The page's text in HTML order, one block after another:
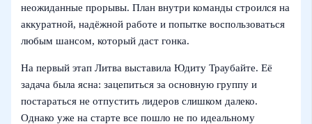
неожиданные прорывы. План внутри команды строился на
аккуратной, надёжной работе и попытке воспользоваться
любым шансом, который даст гонка.
На первый этап Литва выставила Юдиту Траубайте. Её
задача была ясна: зацепиться за основную группу и
постараться не отпустить лидеров слишком далеко.
Однако уже на старте все пошло не по идеальному